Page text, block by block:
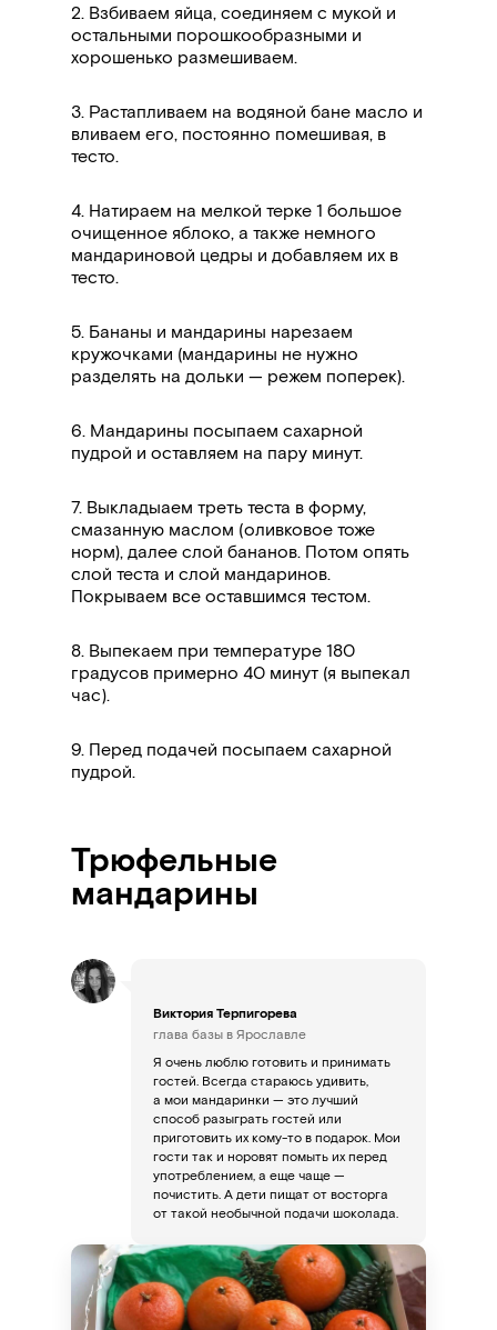
2. Взбиваем яйца, соединяем с мукой и
остальными порошкообразными и
хорошенько размешиваем.
3. Растапливаем на водяной бане масло и
вливаем его, постоянно помешивая, в
тесто.
4. Натираем на мелкой терке 1 большое
очищенное яблоко, а также немного
мандариновой цедры и добавляем их в
тесто.
5. Бананы и мандарины нарезаем
кружочками (мандарины не нужно
разделять на дольки — режем поперек).
6. Мандарины посыпаем сахарной
пудрой и оставляем на пару минут.
7. Выкладыаем треть теста в форму,
смазанную маслом (оливковое тоже
норм), далее слой бананов. Потом опять
слой теста и слой мандаринов.
Покрываем все оставшимся тестом.
8. Выпекаем при температуре 180
градусов примерно 40 минут (я выпекал
час).
9. Перед подачей посыпаем сахарной
пудрой.
Трюфельные
мандарины
Виктория Терпигорева
глава базы в Ярославле
Я очень люблю готовить и принимать
гостей. Всегда стараюсь удивить,
а мои мандаринки — это лучший
способ разыграть гостей или
приготовить их кому-то в подарок. Мои
гости так и норовят помыть их перед
употреблением, а еще чаще —
почистить. А дети пищат от восторга
от такой необычной подачи шоколада.